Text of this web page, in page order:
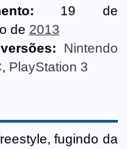
19 de
de 2013
Nintendo
, PlayStation 3
fugindo da